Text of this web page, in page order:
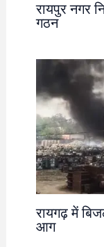
रायपुर नगर
गठन
रायगढ़ में
आग